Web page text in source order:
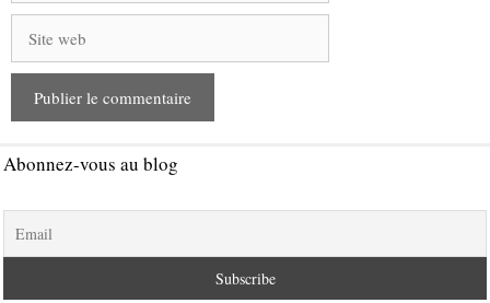
web
Abonnez-vous au blog